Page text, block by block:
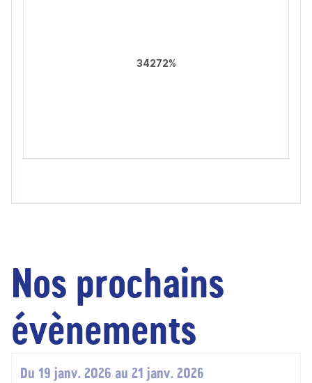
34272%
Nos prochains
évènements
Du 19 janv. 2026 au 21 janv. 2026